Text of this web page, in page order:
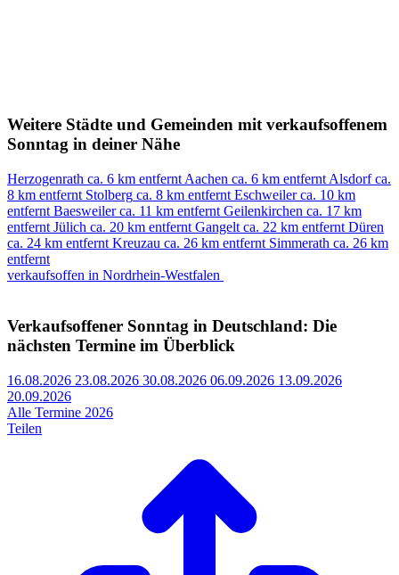
Weitere Städte und Gemeinden mit verkaufsoffenem
Sonntag in deiner Nähe
Herzogenrath ca. 6 km entfernt Aachen ca. 6 km entfernt Alsdorf ca.
8 km entfernt Stolberg ca. 8 km entfernt Eschweiler ca. 10 km
entfernt Baesweiler ca. 11 km entfernt Geilenkirchen ca. 17 km
entfernt Jülich ca. 20 km entfernt Gangelt ca. 22 km entfernt Düren
ca. 24 km entfernt Kreuzau ca. 26 km entfernt Simmerath ca. 26 km
entfernt
verkaufsoffen in Nordrhein-Westfalen
Verkaufsoffener Sonntag in Deutschland: Die
nächsten Termine im Überblick
16.08.2026 23.08.2026 30.08.2026 06.09.2026 13.09.2026
20.09.2026
Alle Termine 2026
Teilen